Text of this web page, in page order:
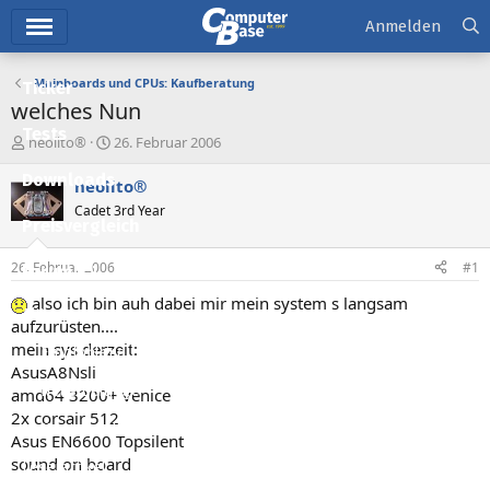
Ticker
Tests
Downloads
Preisvergleich
Forum
Aktuelles
Empfohlene Inhalte
Neue Beiträge
Neueste Aktivitäten
Leserartikel
Anmelden
Mainboards und CPUs: Kaufberatung
welches Nun
E
s
t
e
e
neolito®
E
s
e
l
t
a
26. Februar 2006
neolito®
Cadet 3rd Year
26. Februar 2006 #1
also ich bin auh dabei mir mein system s langsam
aufzurüsten....
mein sys derzeit:
AsusA8Nsli
amd64 3200+ venice
2x corsair 512
Asus EN6600 Topsilent
sound on board